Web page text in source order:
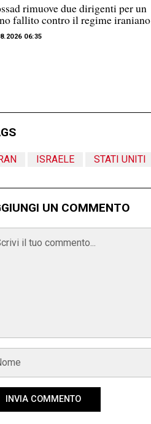
rimuove due dirigenti per un
fallito contro il regime iraniano
06:35
IRAN ISRAELE STATI UNITI
UN COMMENTO